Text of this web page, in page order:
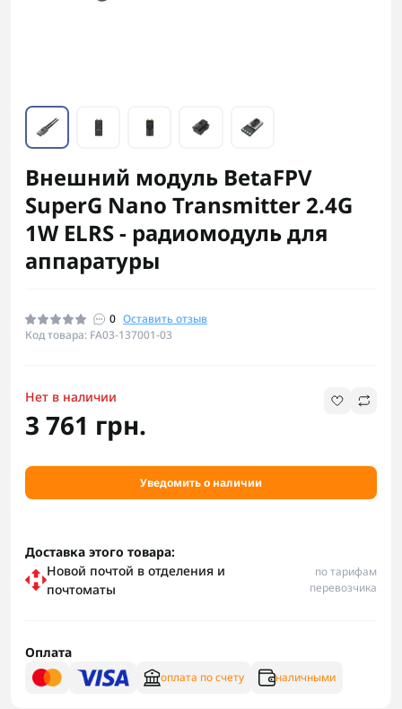
Внешний модуль BetaFPV
SuperG Nano Transmitter 2.4G
1W ELRS - радиомодуль для
аппаратуры
0 Оставить отзыв
Код товара: FA03-137001-03
Нет в наличии
3 761 грн.
Уведомить о наличии
Доставка этого товара:
Новой почтой в отделения и
почтоматы
по тарифам
перевозчика
Оплата
оплата по счету наличными